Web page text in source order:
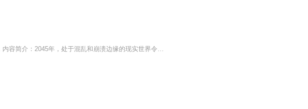
斯皮尔伯格2018年拍摄的科幻电影《头号玩家》的原著小说，内容简介：2045年，处于混乱和崩溃边缘的现实世界令人失望，人们将救赎的希望寄托于“绿洲”，一个由鬼才詹姆斯·哈利迪一手打造的虚拟游戏宇宙。人们只要戴上VR设备，就可以进入这个与现实形成强烈反差的虚拟世界。在这个世界中，有繁华的都市，形象各异、光彩照人的玩家，而不同次元的影视游戏中的经典角色也可以在这里齐聚。就算你在现实中是一个挣扎在社会边缘的失败者，在“绿洲”里也依然可以成为超级英雄，再遥远的梦想都变得触手...